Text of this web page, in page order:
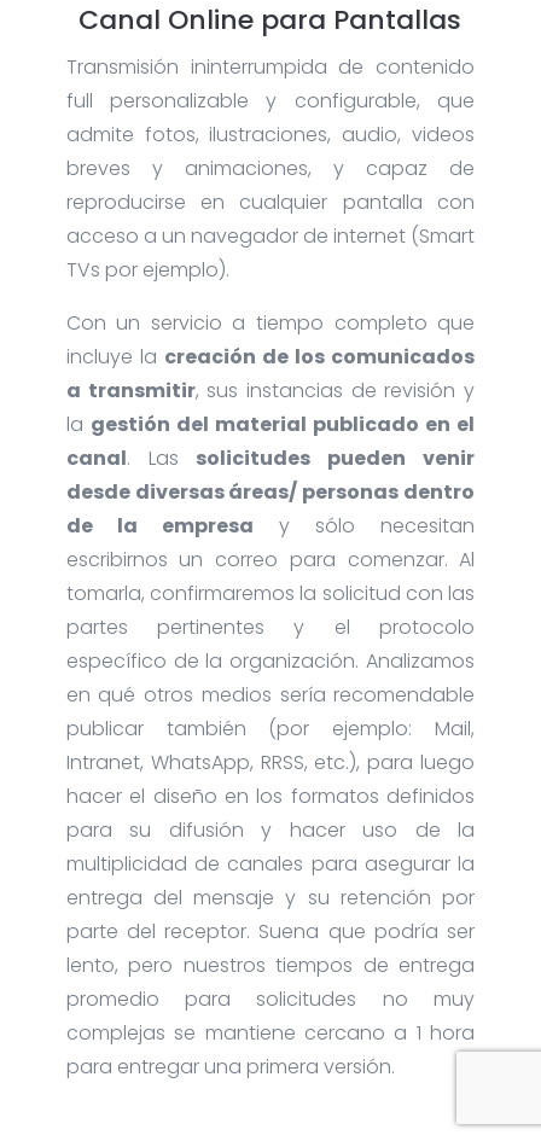
Canal Online para Pantallas
Transmisión ininterrumpida de contenido
full personalizable y configurable, que
admite fotos, ilustraciones, audio, videos
breves y animaciones, y capaz de
reproducirse en cualquier pantalla con
acceso a un navegador de internet (Smart
TVs por ejemplo).
Con un servicio a tiempo completo que
incluye la creación de los comunicados
a transmitir, sus instancias de revisión y
la gestión del material publicado en el
canal. Las solicitudes pueden venir
desde diversas áreas/ personas dentro
de la empresa y sólo necesitan
escribirnos un correo para comenzar. Al
tomarla, confirmaremos la solicitud con las
partes pertinentes y el protocolo
específico de la organización. Analizamos
en qué otros medios sería recomendable
publicar también (por ejemplo: Mail,
Intranet, WhatsApp, RRSS, etc.), para luego
hacer el diseño en los formatos definidos
para su difusión y hacer uso de la
multiplicidad de canales para asegurar la
entrega del mensaje y su retención por
parte del receptor. Suena que podría ser
lento, pero nuestros tiempos de entrega
promedio para solicitudes no muy
complejas se mantiene cercano a 1 hora
para entregar una primera versión.